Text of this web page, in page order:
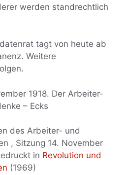
werden standrechtlich
tagt von heute ab
Weitere
1918. Der Arbeiter-
– Ecks
des Arbeiter- und
, Sitzung 14. November
in Revolution und
(1969)